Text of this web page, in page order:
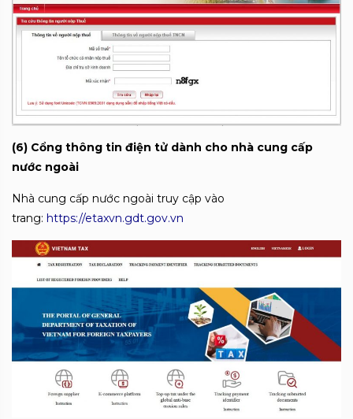
(6) Cổng thông tin điện tử dành cho nhà cung cấp
nước ngoài
Nhà cung cấp nước ngoài truy cập vào
trang: https://etaxvn.gdt.gov.vn